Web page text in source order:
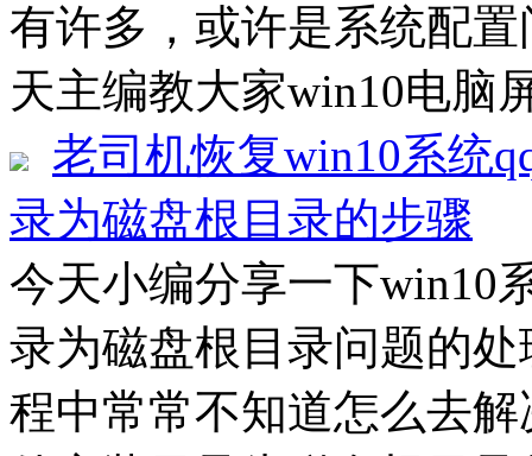
有许多，或许是系统配
天主编教大家win10电脑
老司机恢复win10系统
录为磁盘根目录的步骤
今天小编分享一下win10
录为磁盘根目录问题的
程中常常不知道怎么去